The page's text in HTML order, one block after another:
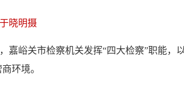
晓明摄
嘉峪关市检察机关发挥“四大检察”职能，
环境。